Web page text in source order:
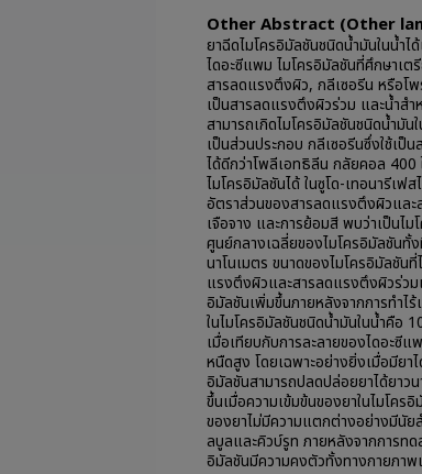
Other Abstract (Other
ยาฉีดไมโครอิมัลชันชนิดน้ำมันในน้ำ
ไดอะซีแพม ไมโครอิมัลชันที่ศึกษาเ
สารลดแรงตึงผิว, กลีเซอรีน หรือ
เป็นสารลดแรงตึงผิวร่วม และน้ำส
สามารถเกิดไมโครอิมัลชันชนิดน้ำมั
เป็นส่วนประกอบ กลีเซอรีนซึ่งใช้เป็
ได้ดีกว่าโพลีเอทธิลีน กลัยคอล 400
ไมโครอิมัลชันได้ ในซูโด-เทอนารีเ
อัตราส่วนของสารลดแรงตึงผิวแล
เจือจาง และการย้อมสี พบว่าเป็นไ
ศูนย์กลางเฉลี่ยของไมโครอิมัลชันทั้
นาโนเมตร ขนาดของไมโครอิมัลชัน
แรงตึงผิวและสารลดแรงตึงผิวร่วม
อิมัลชันเพิ่มขึ้นภายหลังจากการทำไ
ในไมโครอิมัลชันชนิดน้ำมันในน้ำคือ
เมื่อเทียบกับการละลายของไดอะซี
หนืดสูง โดยเฉพาะอย่างยิ่งเมื่อมียา
อิมัลชันสามารถปลดปล่อยยาได้ยาว
ขึ้นเมื่อความเข้มข้นของยาในไมโค
ของยาไม่มีความแตกต่างอย่างมีนั
ลบูลและคิวบ์รูท ภายหลังจากการทด
อิมัลชันมีความคงตัวทั้งทางกายภาพ